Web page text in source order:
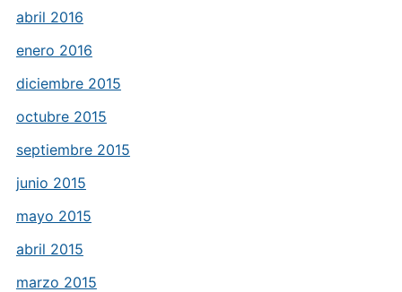
abril 2016
enero 2016
diciembre 2015
octubre 2015
septiembre 2015
junio 2015
mayo 2015
abril 2015
marzo 2015